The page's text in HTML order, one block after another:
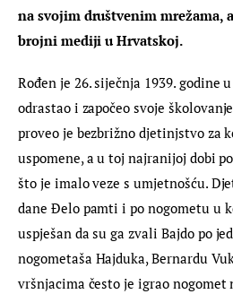
na svojim društvenim mrežama,
brojni mediji u Hrvatskoj.
Rođen je 26. siječnja 1939. godine
odrastao i započeo svoje
proveo je bezbrižno djetinjstvo za
uspomene, a u toj najranijoj dobi
što je imalo veze s umjetnošću.
dane Đelo pamti i po nogometu u
uspješan da su ga zvali Bajdo po
nogometaša Hajduka, Bernardu
vršnjacima često je igrao